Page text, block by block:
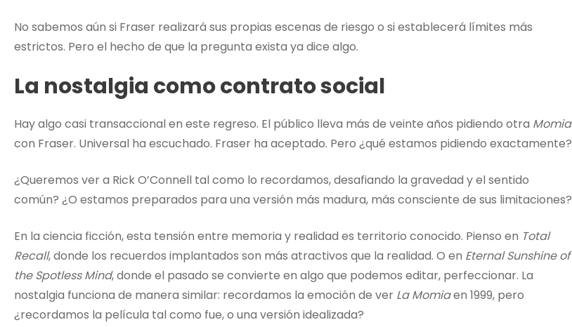
No sabemos aún si Fraser realizará sus propias escenas de riesgo o si establecerá límites más
estrictos. Pero el hecho de que la pregunta exista ya dice algo.
La nostalgia como contrato social
Hay algo casi transaccional en este regreso. El público lleva más de veinte años pidiendo otra Momia
con Fraser. Universal ha escuchado. Fraser ha aceptado. Pero ¿qué estamos pidiendo exactamente?
¿Queremos ver a Rick O’Connell tal como lo recordamos, desafiando la gravedad y el sentido
común? ¿O estamos preparados para una versión más madura, más consciente de sus limitaciones?
En la ciencia ficción, esta tensión entre memoria y realidad es territorio conocido. Pienso en Total
Recall, donde los recuerdos implantados son más atractivos que la realidad. O en Eternal Sunshine of
the Spotless Mind, donde el pasado se convierte en algo que podemos editar, perfeccionar. La
nostalgia funciona de manera similar: recordamos la emoción de ver La Momiaen 1999, pero
¿recordamos la película tal como fue, o una versión idealizada?